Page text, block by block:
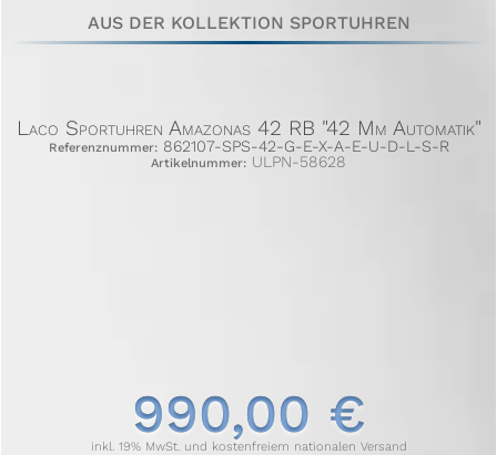
AUS DER KOLLEKTION SPORTUHREN
Laco Sportuhren Amazonas 42 RB "42 Mm Automatik"
Referenznummer: 862107-SPS-42-G-E-X-A-E-U-D-L-S-R
Artikelnummer: ULPN-58628
990,00 €
inkl. 19% MwSt. und kostenfreiem nationalen Versand